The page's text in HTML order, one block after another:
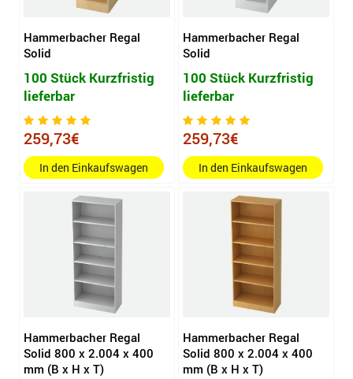
Hammerbacher Regal
Solid
100 Stück Kurzfristig
lieferbar
259,73€
In den Einkaufswagen
Hammerbacher Regal
Solid
100 Stück Kurzfristig
lieferbar
259,73€
In den Einkaufswagen
Hammerbacher Regal
Solid 800 x 2.004 x 400
mm (B x H x T)
Hammerbacher Regal
Solid 800 x 2.004 x 400
mm (B x H x T)